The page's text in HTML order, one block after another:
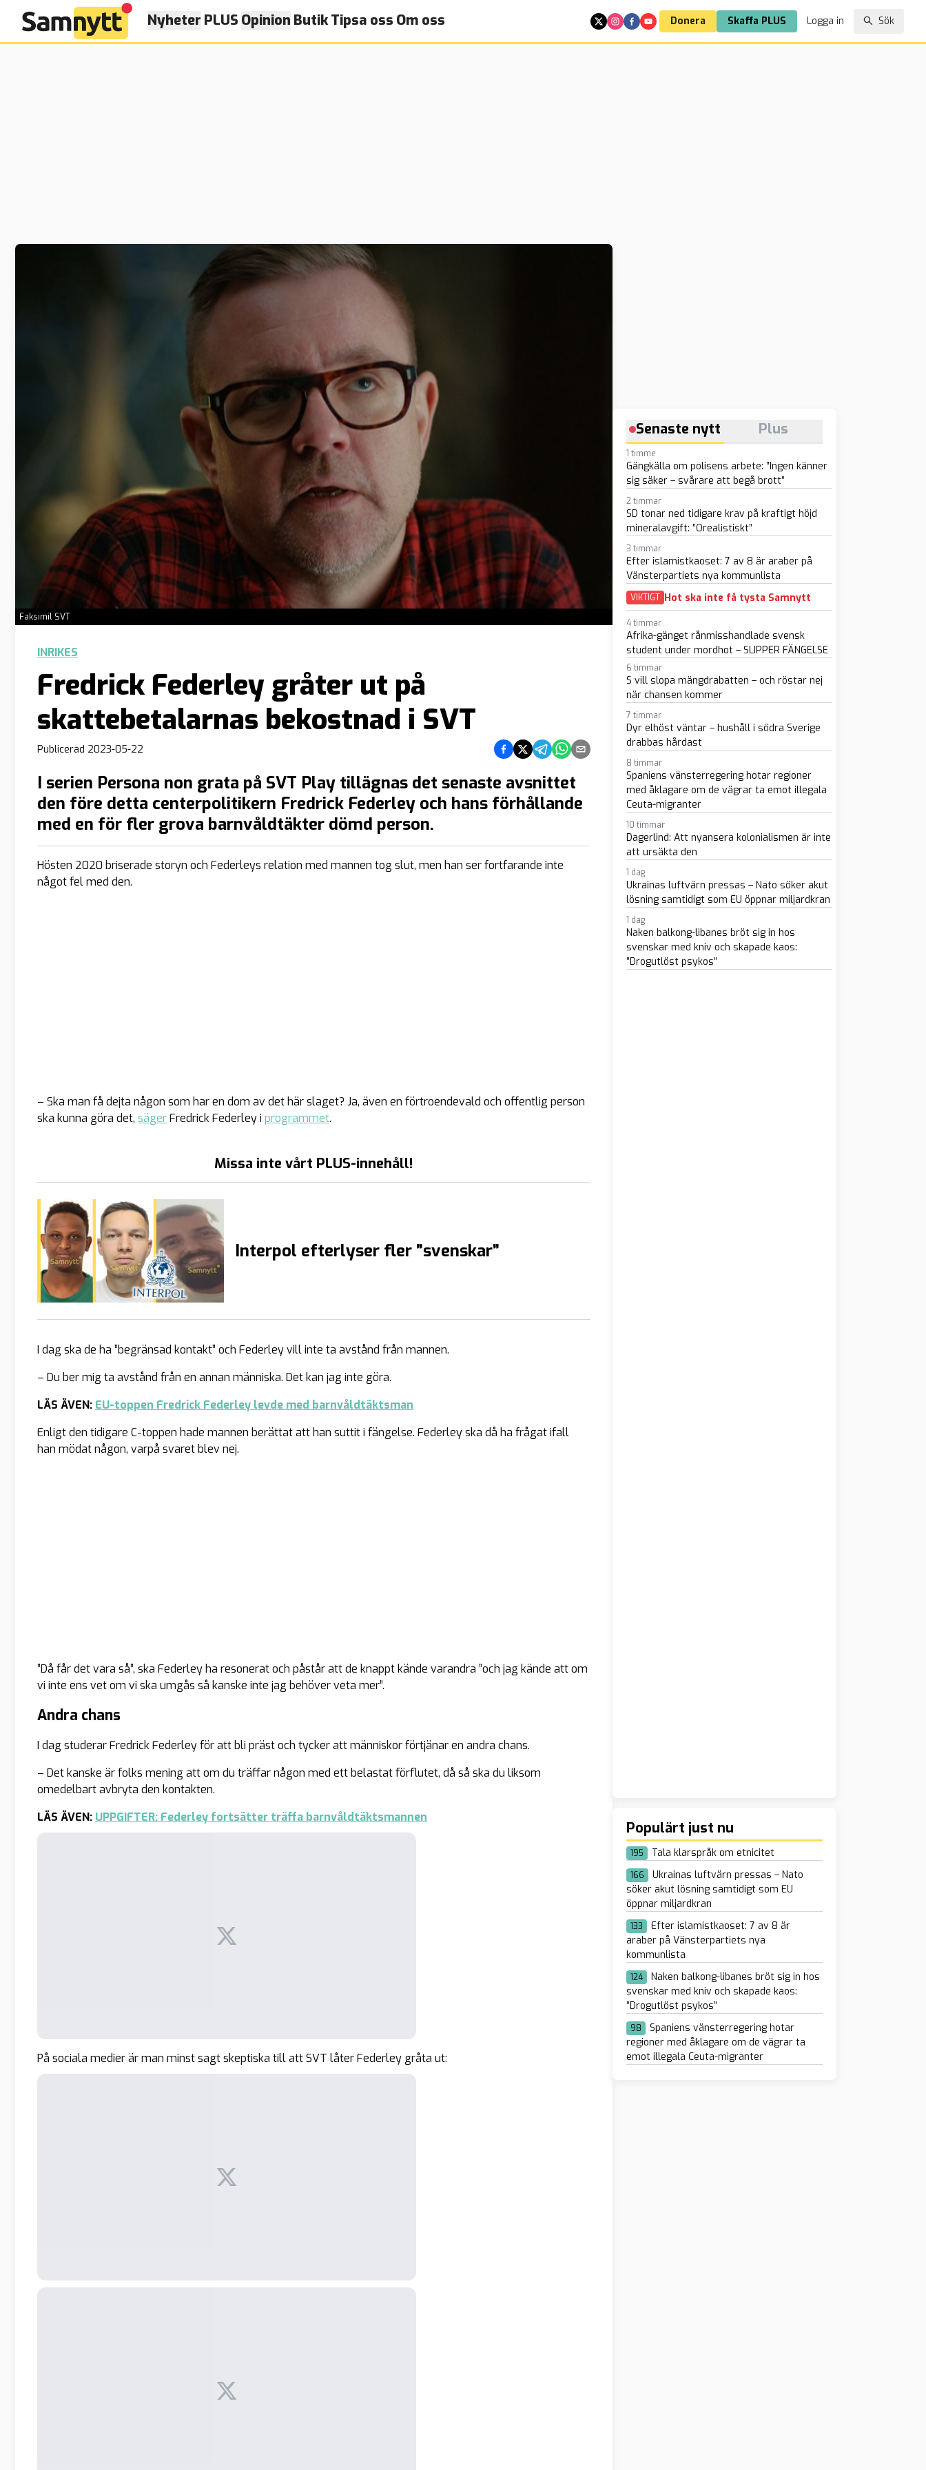
Nyheter PLUS Opinion ButikTipsa oss Om oss Donera Skaffa PLUS Logga in Sök
Faksimil SVT
INRIKES
Fredrick Federley gråter ut på
skattebetalarnas bekostnad i SVT
Publicerad 2023-05-22 Dela på Facebook
Dela på Twitter
Dela på Telegram
Dela på Whatsapp
Dela via e-post
I serien Persona non grata på SVT Play tillägnas det senaste avsnittet
den före detta centerpolitikern Fredrick Federley och hans förhållande
med en för fler grova barnvåldtäkter dömd person.
Hösten 2020 briserade storyn och Federleys relation med mannen tog slut, men han ser fortfarande inte
något fel med den.
– Ska man få dejta någon som har en dom av det här slaget? Ja, även en förtroendevald och offentlig person
ska kunna göra det, sägerFredrick Federley i programmet.
Missa inte vårt PLUS-innehåll!
Interpol efterlyser fler ”svenskar”
I dag ska de ha ”begränsad kontakt” och Federley vill inte ta avstånd från mannen.
– Du ber mig ta avstånd från en annan människa. Det kan jag inte göra.
LÄS ÄVEN: EU-toppen Fredrick Federley levde med barnvåldtäktsman
Enligt den tidigare C-toppen hade mannen berättat att han suttit i fängelse. Federley ska då ha frågat ifall
han mödat någon, varpå svaret blev nej.
”Då får det vara så”, ska Federley ha resonerat och påstår att de knappt kände varandra ”och jag kände att om
vi inte ens vet om vi ska umgås så kanske inte jag behöver veta mer”.
Andra chans
I dag studerar Fredrick Federley för att bli präst och tycker att människor förtjänar en andra chans.
– Det kanske är folks mening att om du träffar någon med ett belastat förflutet, då så ska du liksom
omedelbart avbryta den kontakten.
LÄS ÄVEN: UPPGIFTER: Federley fortsätter träffa barnvåldtäktsmannen
På sociala medier är man minst sagt skeptiska till att SVT låter Federley gråta ut:
Senaste nytt Plus
1 timme
Gängkälla om polisens arbete: ”Ingen känner
sig säker – svårare att begå brott”
2 timmar
SD tonar ned tidigare krav på kraftigt höjd
mineralavgift: ”Orealistiskt”
3 timmar
Efter islamistkaoset: 7 av 8 är araber på
Vänsterpartiets nya kommunlista
VIKTIGT Hot ska inte få tysta Samnytt
4 timmar
Afrika-gänget rånmisshandlade svensk
student under mordhot – SLIPPER FÄNGELSE
6 timmar
S vill slopa mängdrabatten – och röstar nej
när chansen kommer
7 timmar
Dyr elhöst väntar – hushåll i södra Sverige
drabbas hårdast
8 timmar
Spaniens vänsterregering hotar regioner
med åklagare om de vägrar ta emot illegala
Ceuta-migranter
10 timmar
Dagerlind: Att nyansera kolonialismen är inte
att ursäkta den
1 dag
Ukrainas luftvärn pressas – Nato söker akut
lösning samtidigt som EU öppnar miljardkran
1 dag
Naken balkong-libanes bröt sig in hos
svenskar med kniv och skapade kaos:
”Drogutlöst psykos”
Populärt just nu
195 Tala klarspråk om etnicitet
166
Ukrainas luftvärn pressas – Nato
söker akut lösning samtidigt som EU
öppnar miljardkran
133
Efter islamistkaoset: 7 av 8 är
araber på Vänsterpartiets nya
kommunlista
124
Naken balkong-libanes bröt sig in hos
svenskar med kniv och skapade kaos:
”Drogutlöst psykos”
98
Spaniens vänsterregering hotar
regioner med åklagare om de vägrar ta
emot illegala Ceuta-migranter